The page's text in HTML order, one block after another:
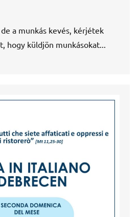
de a munkás kevés, kérjétek
hogy küldjön munkásokat...